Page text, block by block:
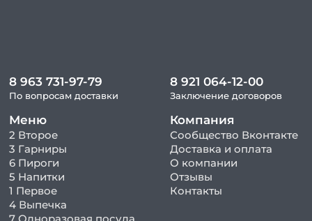
8 963 731-97-79
По вопросам доставки
Меню
2 Второе
3 Гарниры
6 Пироги
5 Напитки
1 Первое
4 Выпечка
8 921 064-12-00
Заключение договоров
Компания
Сообщество Вконтакте
Доставка и оплата
О компании
Отзывы
Контакты